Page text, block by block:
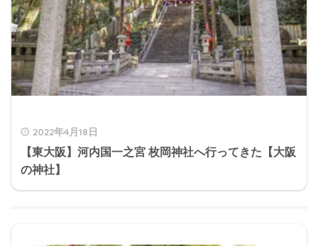
2022年4月18日
【東大阪】河内国一之宮 枚岡神社へ行ってきた【大阪
の神社】